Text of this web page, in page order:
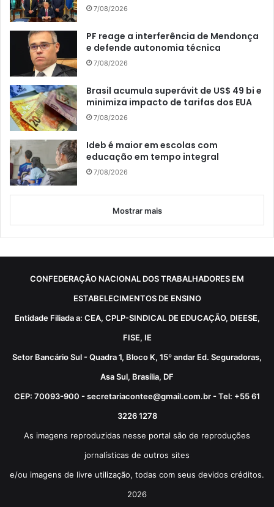
7/08/2026
PF reage a interferência de Mendonça
e defende autonomia técnica
7/08/2026
Brasil acumula superávit de US$ 49 bi e
minimiza impacto de tarifas dos EUA
7/08/2026
Ideb é maior em escolas com
educação em tempo integral
7/08/2026
Mostrar mais
CONFEDERAÇÃO NACIONAL DOS TRABALHADORES EM
ESTABELECIMENTOS DE ENSINO
Entidade Filiada a: CEA, CPLP-SINDICAL DE EDUCAÇÃO, DIEESE,
FISE, IE
Setor Bancário Sul - Quadra 1, Bloco K, 15º andar Ed. Seguradoras,
Asa Sul, Brasília, DF
CEP: 70093-900 - secretariacontee@gmail.com.br - Tel: +55 61
3226 1278
As imagens reproduzidas nesse portal são de reproduções
jornalísticas de outros sites
e/ou imagens de livre utilização, todas com seus devidos créditos.
2026